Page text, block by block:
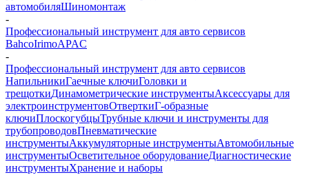
автомобиляШиномонтаж
-
Профессиональный инструмент для авто сервисов
BahcoIrimoAPAC
-
Профессиональный инструмент для авто сервисов
НапильникиГаечные ключиГоловки и
трещоткиДинамометрические инструментыАксессуары для
электроинструментовОтверткиГ-образные
ключиПлоскогубцыТрубные ключи и инструменты для
трубопроводовПневматические
инструментыАккумуляторные инструментыАвтомобильные
инструментыОсветительное оборудованиеДиагностические
инструментыХранение и наборы